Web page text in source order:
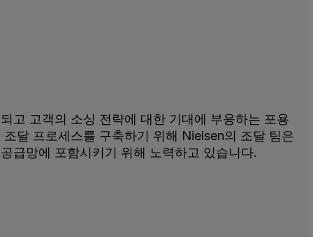
고 고객의 소싱 전략에 대한 기대에 부응하는 포용
달 프로세스를 구축하기 위해 Nielsen의 조달 팀은
급망에 포함시키기 위해 노력하고 있습니다.